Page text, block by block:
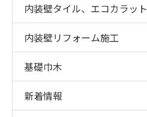
内装壁タイル、エコカラット
内装壁リフォーム施工
基礎巾木
新着情報